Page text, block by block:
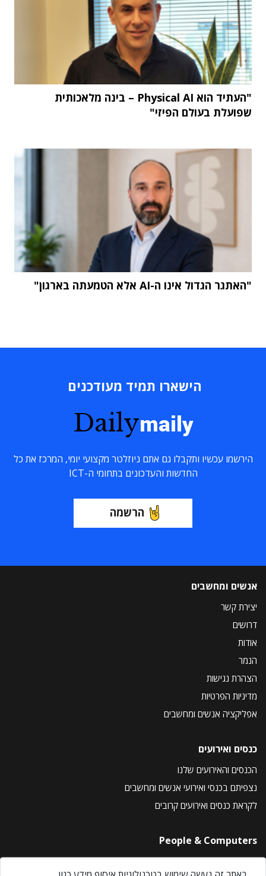
"העתיד הוא Physical AI – בינה מלאכותית
שפועלת בעולם הפיזי"
"האתגר הגדול אינו ה-AI אלא הטמעתה בארגון"
הישארו תמיד מעודכנים
Dailymaily
הירשמו עכשיו ותקבלו גם אתם ניוזלטר מקצועי יומי, המרכז את כל
החדשות והעדכונים בתחומי ה-ICT
הרשמה
אנשים ומחשבים
יצירת קשר
דרושים
אודות
הנמר
הצהרת נגישות
מדיניות הפרטיות
אפליקציה אנשים ומחשבים
כנסים ואירועים
הכנסים והאירועים שלנו
נצפיתם בכנסי ואירועי אנשים ומחשבים
לקראת כנסים ואירועים קרובים
People & Computers
About Us